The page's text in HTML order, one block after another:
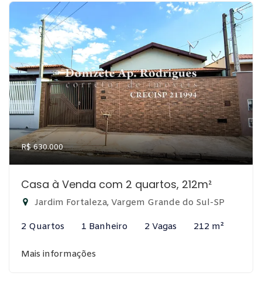
R$ 630.000
Casa à Venda com 2 quartos, 212m²
Jardim Fortaleza, Vargem Grande do Sul-SP
2 Quartos 1 Banheiro 2 Vagas 212 m²
Mais informações